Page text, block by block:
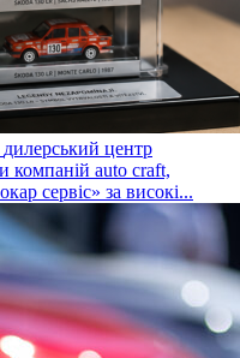
дилерський центр
компаній auto craft,
сервіс» за високі...